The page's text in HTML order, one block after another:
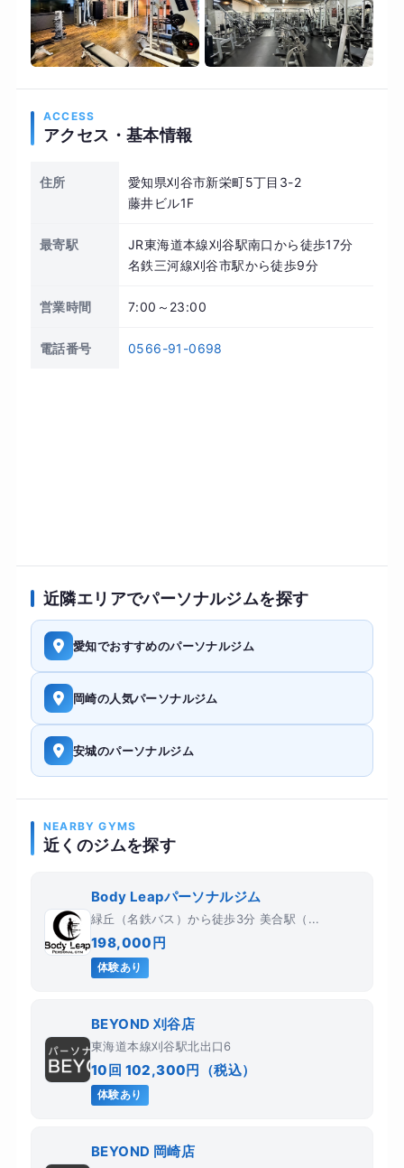
ACCESS
アクセス・基本情報
住所
愛知県刈谷市新栄町5丁目3-2
藤井ビル1F
最寄駅
JR東海道本線刈谷駅南口から徒歩17分
名鉄三河線刈谷市駅から徒歩9分
営業時間 7:00～23:00
電話番号 0566-91-0698
近隣エリアでパーソナルジムを探す
愛知でおすすめのパーソナルジム
岡崎の人気パーソナルジム
安城のパーソナルジム
NEARBY GYMS
近くのジムを探す
Body Leapパーソナルジム
緑丘（名鉄バス）から徒歩3分 美合駅（...
198,000円
体験あり
BEYOND 刈谷店
東海道本線刈谷駅北出口6
10回 102,300円（税込）
体験あり
BEYOND 岡崎店